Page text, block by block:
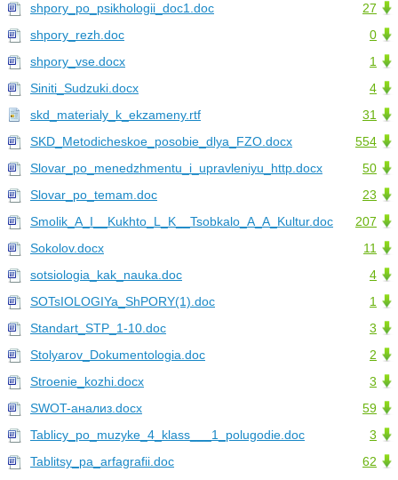
27
shpory_po_psikhologii_doc1.doc
0
shpory_rezh.doc
1
shpory_vse.docx
4
Siniti_Sudzuki.docx
31
skd_materialy_k_ekzameny.rtf
554
SKD_Metodicheskoe_posobie_dlya_FZO.docx
50
Slovar_po_menedzhmentu_i_upravleniyu_http.docx
23
Slovar_po_temam.doc
207
Smolik_A_I__Kukhto_L_K__Tsobkalo_A_A_Kultur.doc
11
Sokolov.docx
4
sotsiologia_kak_nauka.doc
1
SOTsIOLOGIYa_ShPORY(1).doc
3
Standart_STP_1-10.doc
2
Stolyarov_Dokumentologia.doc
3
Stroenie_kozhi.docx
59
SWOT-анализ.docx
3
Tablicy_po_muzyke_4_klass___1_polugodie.doc
62
Tablitsy_pa_arfagrafii.doc